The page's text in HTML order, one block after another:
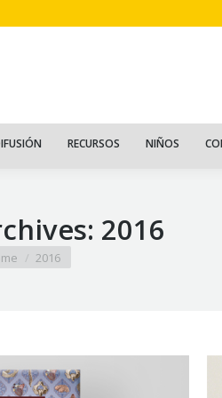
RECURSOS NIÑOS
2016
are here:
2016
PROGRAMAS DIFUSIÓN